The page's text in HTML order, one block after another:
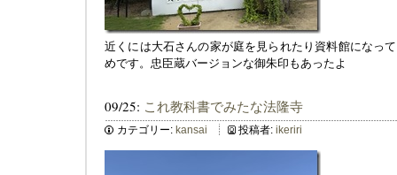
近くには大石さんの家が庭を見られたり資料館になっ
めです。忠臣蔵バージョンな御朱印もあったよ
09/25: これ教科書でみたな法隆寺
カテゴリー: kansai 投稿者: ikeriri